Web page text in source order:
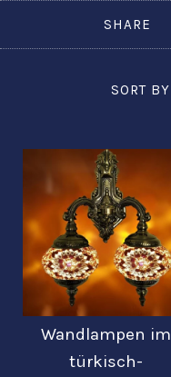
SORT BY
SHARE
Wandlampen im
türkisch-